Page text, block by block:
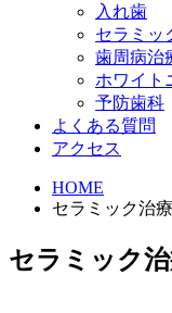
入れ歯
セラミッ
歯周病治
ホワイト
予防歯科
よくある質問
アクセス
HOME
セラミック治療
セラミック